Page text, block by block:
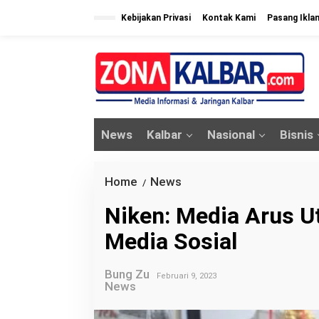
Kebijakan Privasi Kontak Kami Pasang Iklan
News Kalbar Nasional Bisnis
Home / News
k
e
:
e
Niken: Media Arus
Media Sosial
Bung Zu Februari 9, 2023
News